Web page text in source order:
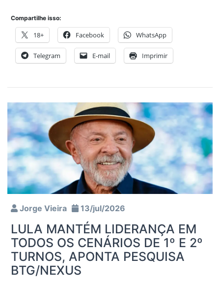
Compartilhe isso:
18+ Facebook WhatsApp
Telegram E-mail Imprimir
Jorge Vieira 13/jul/2026
LULA MANTÉM LIDERANÇA EM
TODOS OS CENÁRIOS DE 1º E 2º
TURNOS, APONTA PESQUISA
BTG/NEXUS